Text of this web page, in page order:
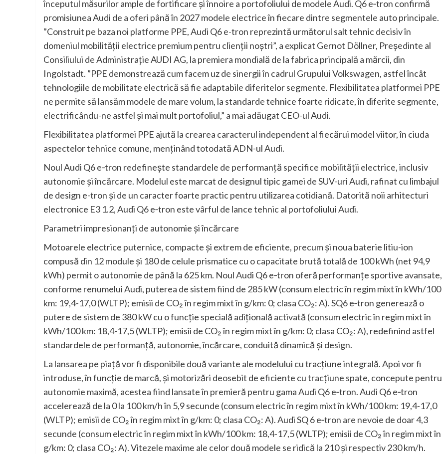
începutul măsurilor ample de fortificare și înnoire a portofoliului de modele Audi. Q6 e‑tron confirmă
promisiunea Audi de a oferi până în 2027 modele electrice în fiecare dintre segmentele auto principale.
”Construit pe baza noi platforme PPE, Audi Q6 e-tron reprezintă următorul salt tehnic decisiv în
domeniul mobilității electrice premium pentru clienții noștri”, a explicat Gernot Döllner, Președinte al
Consiliului de Administrație AUDI AG, la premiera mondială de la fabrica principală a mărcii, din
Ingolstadt. ”PPE demonstrează cum facem uz de sinergii în cadrul Grupului Volkswagen, astfel încât
tehnologiile de mobilitate electrică să fie adaptabile diferitelor segmente. Flexibilitatea platformei PPE
ne permite să lansăm modele de mare volum, la standarde tehnice foarte ridicate, în diferite segmente,
electrificându-ne astfel și mai mult portofoliul,” a mai adăugat CEO-ul Audi.
Flexibilitatea platformei PPE ajută la crearea caracterul independent al fiecărui model viitor, în ciuda
aspectelor tehnice comune, menținând totodată ADN-ul Audi.
Noul Audi Q6 e‑tron redefinește standardele de performanță specifice mobilității electrice, inclusiv
autonomie și încărcare. Modelul este marcat de designul tipic gamei de SUV-uri Audi, rafinat cu limbajul
de design e-tron și de un caracter foarte practic pentru utilizarea cotidiană. Datorită noii arhitecturi
electronice E3 1.2, Audi Q6 e‑tron este vârful de lance tehnic al portofoliului Audi.
Parametri impresionanți de autonomie și încărcare
Motoarele electrice puternice, compacte și extrem de eficiente, precum și noua baterie litiu-ion
compusă din 12 module și 180 de celule prismatice cu o capacitate brută totală de 100 kWh (net 94,9
kWh) permit o autonomie de până la 625 km. Noul Audi Q6 e‑tron oferă performanțe sportive avansate,
conforme renumelui Audi, puterea de sistem fiind de 285 kW (consum electric în regim mixt în kWh/100
km: 19,4-17,0 (WLTP); emisii de CO₂ în regim mixt în g/km: 0; clasa CO₂: A). SQ6 e‑tron generează o
putere de sistem de 380 kW cu o funcție specială adițională activată (consum electric în regim mixt în
kWh/100 km: 18,4-17,5 (WLTP); emisii de CO₂ în regim mixt în g/km: 0; clasa CO₂: A), redefinind astfel
standardele de performanță, autonomie, încărcare, conduită dinamică și design.
La lansarea pe piață vor fi disponibile două variante ale modelului cu tracțiune integrală. Apoi vor fi
introduse, în funcție de marcă, și motorizări deosebit de eficiente cu tracțiune spate, concepute pentru
autonomie maximă, acestea fiind lansate în premieră pentru gama Audi Q6 e‑tron. Audi Q6 e‑tron
accelerează de la 0 la 100 km/h în 5,9 secunde (consum electric în regim mixt în kWh/100 km: 19,4-17,0
(WLTP); emisii de CO₂ în regim mixt în g/km: 0; clasa CO₂: A). Audi SQ 6 e‑tron are nevoie de doar 4,3
secunde (consum electric în regim mixt în kWh/100 km: 18,4-17,5 (WLTP); emisii de CO₂ în regim mixt în
g/km: 0; clasa CO₂: A). Vitezele maxime ale celor două modele se ridică la 210 și respectiv 230 km/h.